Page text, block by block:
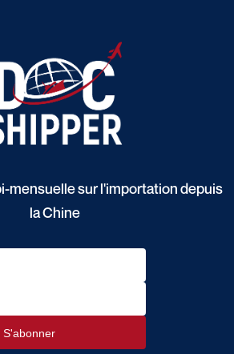
mensuelle sur l'importation depuis
la Chine